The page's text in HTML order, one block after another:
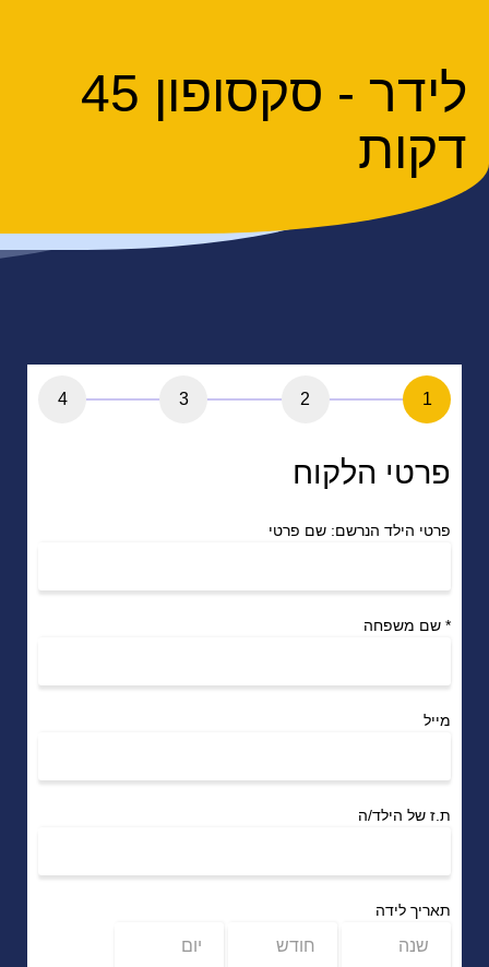
לידר - סקסופון 45
דקות
1
2
3
4
פרטי הלקוח
פרטי הילד הנרשם: שם פרטי
* שם משפחה
מייל
ת.ז של הילד/ה
תאריך לידה